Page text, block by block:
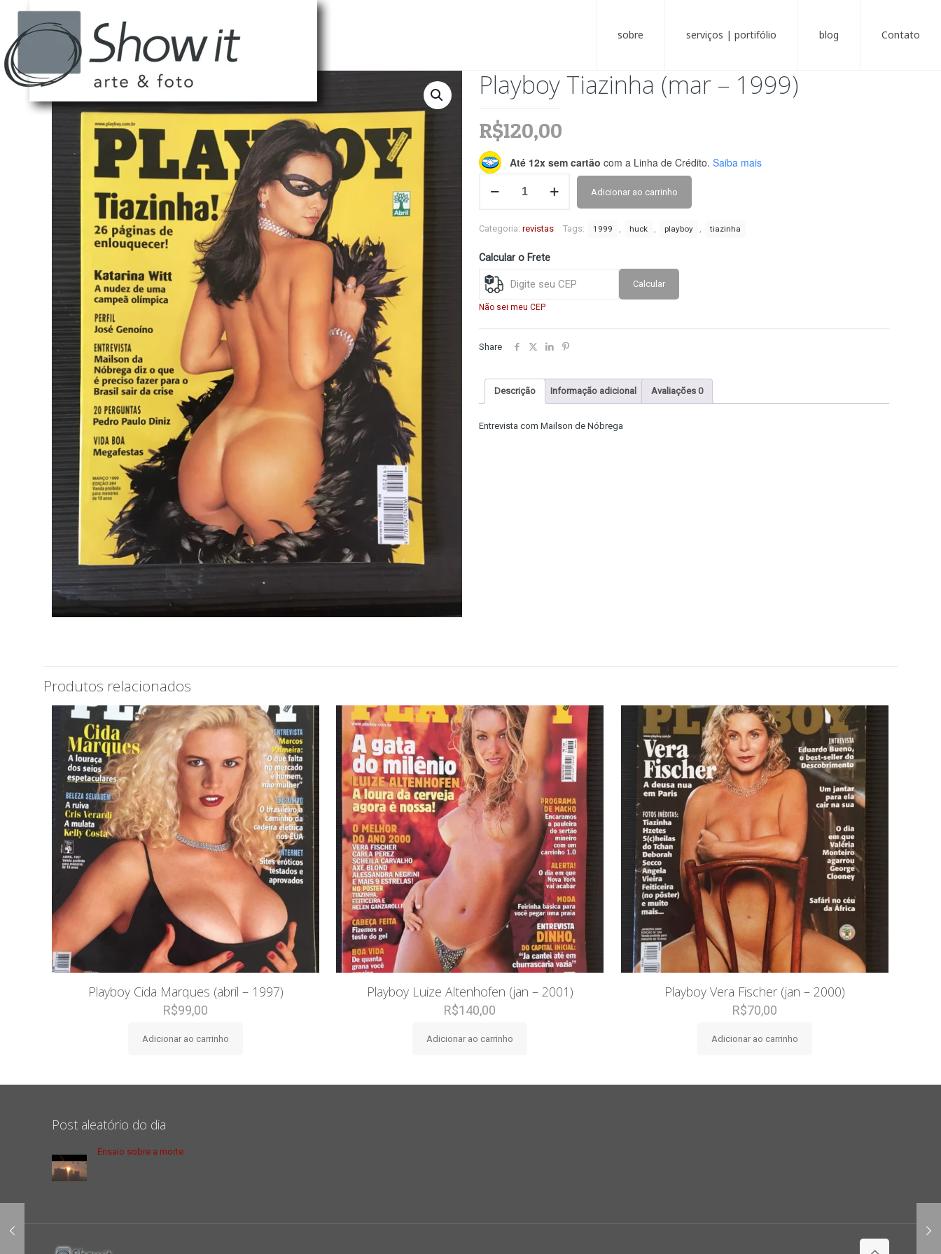
sobre serviços | portifólio blog Contato
Playboy Tiazinha (mar – 1999)
R$120,00
Até 12x sem cartão com a Linha de Crédito. Saiba mais
Tiazinha
-
quantidade
Adicionar ao carrinho
Categoria: revistas Tags: 1999 , huck , playboy , tiazinha
Calcular o Frete
Calcular
Não sei meu CEP
Share
Descrição Informação adicional Avaliações 0
Entrevista com Mailson de Nóbrega
Produtos relacionados
Playboy Cida Marques (abril – 1997)
R$99,00
Adicionar ao carrinho
Playboy Luize Altenhofen (jan – 2001)
R$140,00
Adicionar ao carrinho
Playboy Vera Fischer (jan – 2000)
R$70,00
Adicionar ao carrinho
Post aleatório do dia
Ensaio sobre a morte